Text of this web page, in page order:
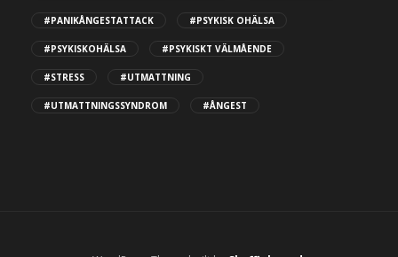
#PANIKÅNGESTATTACK #PSYKISK OHÄLSA
#PSYKISKOHÄLSA #PSYKISKT VÄLMÅENDE
#STRESS #UTMATTNING
#UTMATTNINGSSYNDROM #ÅNGEST